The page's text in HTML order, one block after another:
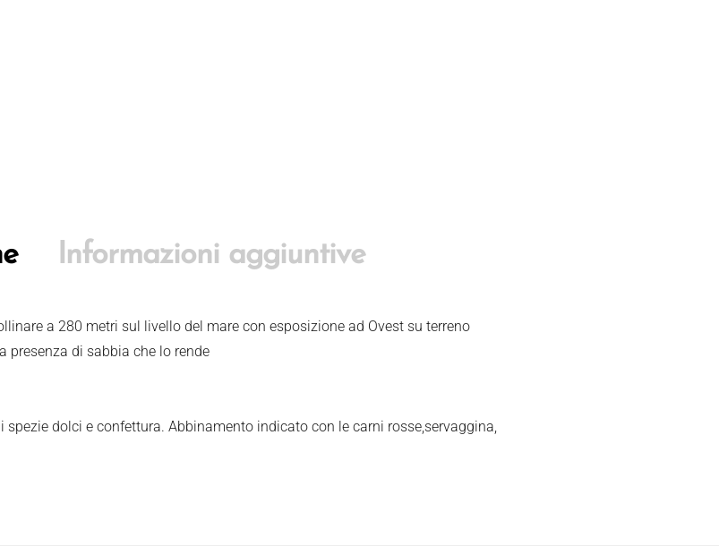
Informazioni aggiuntive
a 280 metri sul livello del mare con esposizione ad Ovest su terreno
presenza di sabbia che lo rende
dolci e confettura. Abbinamento indicato con le carni rosse,servaggina,